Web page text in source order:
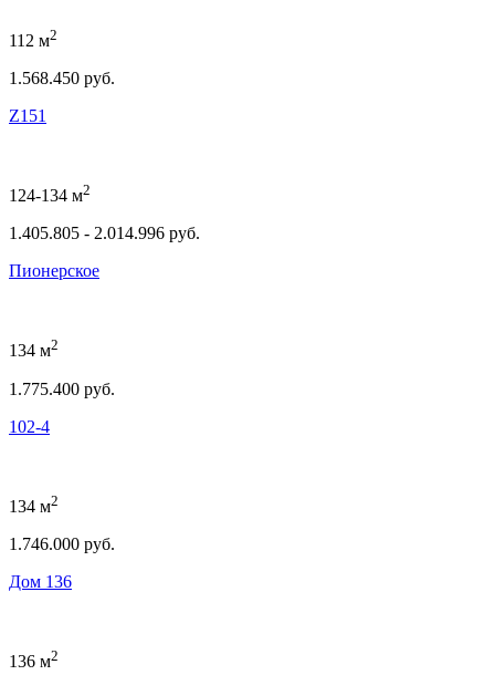
112 м2
1.568.450 руб.
Z151
124-134 м2
1.405.805 - 2.014.996 руб.
Пионерское
134 м2
1.775.400 руб.
102-4
134 м2
1.746.000 руб.
Дом 136
136 м2